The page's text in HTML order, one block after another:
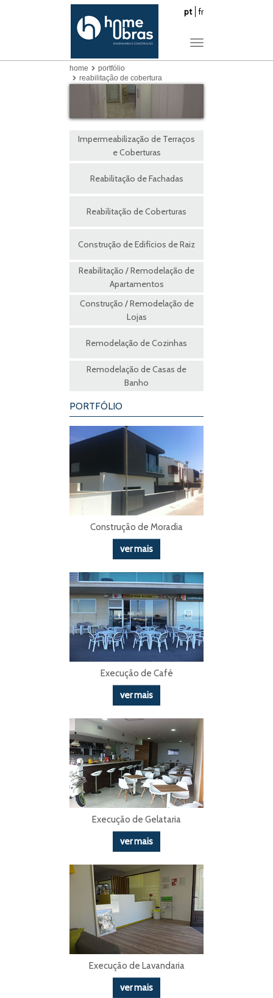
pt fr
Toggle
home
portfólio
reabilitação de cobertura
Impermeabilização de Terraços
e Coberturas
Reabilitação de Fachadas
Reabilitação de Coberturas
Construção de Edifícios de Raiz
Reabilitação / Remodelação de
Apartamentos
Construção / Remodelação de
Lojas
Remodelação de Cozinhas
Remodelação de Casas de
Banho
PORTFÓLIO
Construção de Moradia
ver mais
Execução de Café
ver mais
Execução de Gelataria
ver mais
Execução de Lavandaria
ver mais